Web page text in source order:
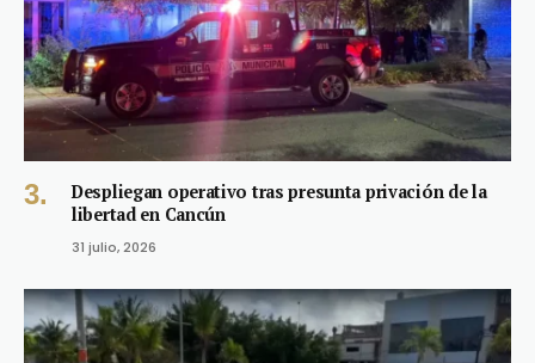
Despliegan operativo tras presunta privación de la
libertad en Cancún
31 julio, 2026